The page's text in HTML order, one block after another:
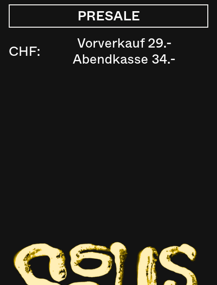
PRESALE
CHF:
Vorverkauf 29.-
Abendkasse 34.-